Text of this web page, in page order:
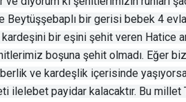
Beytüşşebaplı bir gerisi bebek 4
kardeşini bir eşini şehit veren Hatice
boşuna şehit olmadı. Eğer
ve kardeşlik içerisinde
ilelebet payidar kalacaktır. Bu